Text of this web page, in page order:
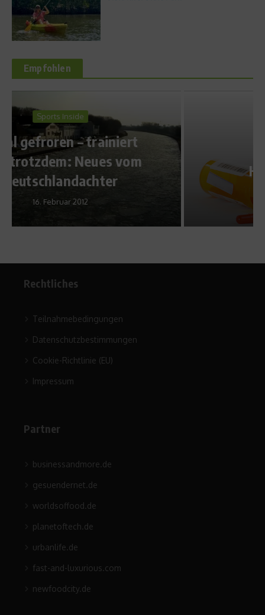
Empfohlen
Aufgedeckt
Was ist eine
Hypervitaminose?
Rechtliches
Teilnahmebedingungen
Datenschutzbestimmungen
Cookie-Richtlinie (EU)
Impressum
Partner
businessandmore.de
gesuendernet.de
worldsoffood.de
planetoftech.de
urbanlife.de
fast-and-luxurious.com
newfoodcity.de